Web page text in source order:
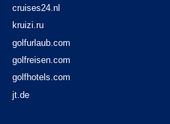
cruises24.nl
kruizi.ru
golfurlaub.com
golfreisen.com
golfhotels.com
jt.de